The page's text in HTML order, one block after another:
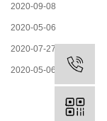
2020-09-08
2020-05-06
2020-07-27
2020-05-06